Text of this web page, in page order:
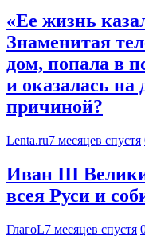
«Ее жизнь
Знаменитая
дом, попала в
и оказалась на
причиной?
Lenta.ru7 месяцев спустя
Иван III
всея Руси и
ГлагоL7 месяцев спустя